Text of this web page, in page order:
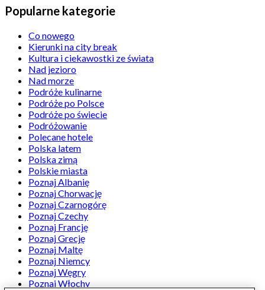
Popularne kategorie
Co nowego
Kierunki na city break
Kultura i ciekawostki ze świata
Nad jezioro
Nad morze
Podróże kulinarne
Podróże po Polsce
Podróże po świecie
Podróżowanie
Polecane hotele
Polska latem
Polska zimą
Polskie miasta
Poznaj Albanię
Poznaj Chorwację
Poznaj Czarnogórę
Poznaj Czechy
Poznaj Francję
Poznaj Grecję
Poznaj Maltę
Poznaj Niemcy
Poznaj Węgry
Poznaj Włochy